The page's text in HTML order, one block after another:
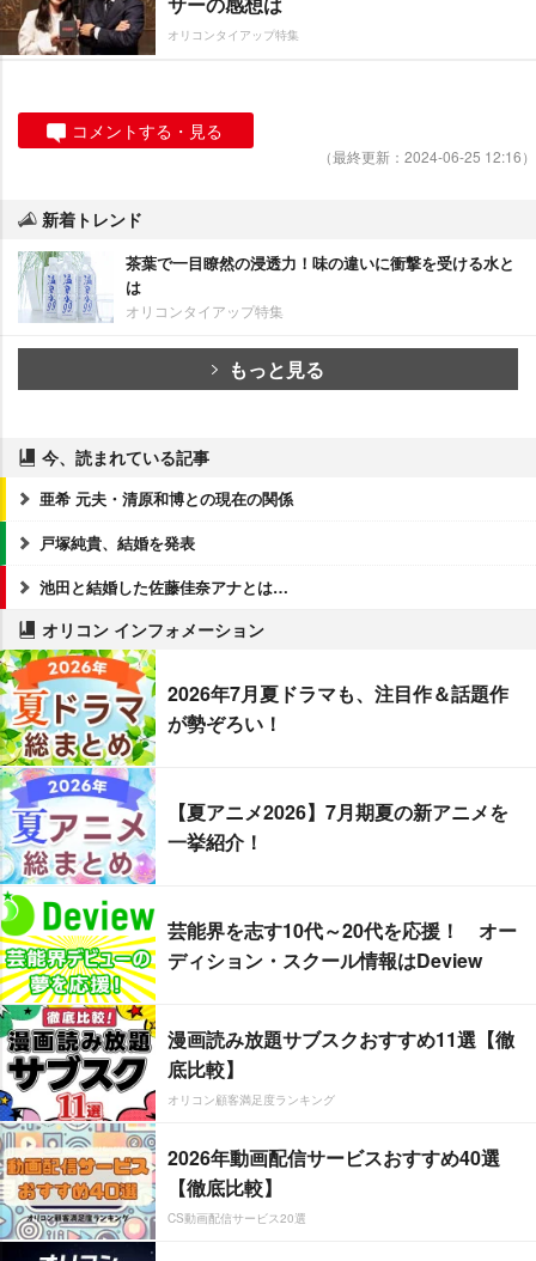
オリコンタイアップ特集
コメントする・見る
（最終更新：2024-06-25 12:16）
新着トレンド
茶葉で一目瞭然の浸透力！味の違いに衝撃を受ける水と
は
オリコンタイアップ特集
もっと見る
今、読まれている記事
亜希 元夫・清原和博との現在の関係
戸塚純貴、結婚を発表
池田と結婚した佐藤佳奈アナとは…
オリコン インフォメーション
2026年7月夏ドラマも、注目作＆話題作
が勢ぞろい！
【夏アニメ2026】7月期夏の新アニメを
一挙紹介！
芸能界を志す10代～20代を応援！ オー
ディション・スクール情報はDeview
漫画読み放題サブスクおすすめ11選【徹
底比較】
オリコン顧客満足度ランキング
2026年動画配信サービスおすすめ40選
【徹底比較】
CS動画配信サービス20選